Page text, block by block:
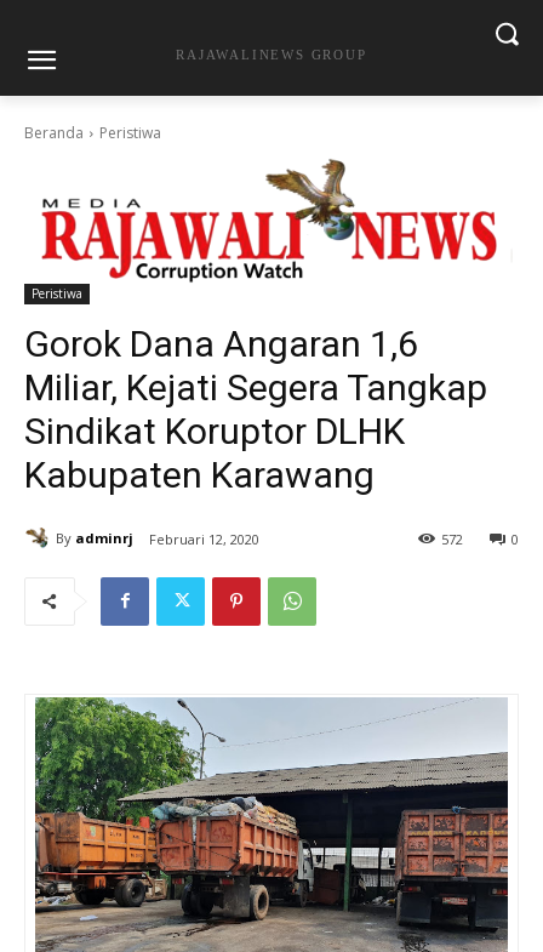
RAJAWALINEWS GROUP
Beranda Peristiwa
Peristiwa
Gorok Dana Angaran 1,6
Miliar, Kejati Segera Tangkap
Sindikat Koruptor DLHK
Kabupaten Karawang
By adminrj Februari 12, 2020 0
572